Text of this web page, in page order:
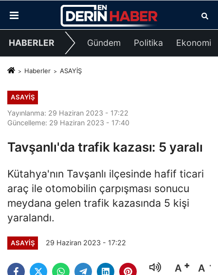
HABERLER Gündem Politika Ekonomi
Haberler ASAYİŞ
ASAYİŞ
Yayınlanma: 29 Haziran 2023 - 17:22
Güncelleme: 29 Haziran 2023 - 17:40
Tavşanlı'da trafik kazası: 5 yaralı
Kütahya'nın Tavşanlı ilçesinde hafif ticari
araç ile otomobilin çarpışması sonucu
meydana gelen trafik kazasında 5 kişi
yaralandı.
ASAYİŞ 29 Haziran 2023 - 17:22
A A